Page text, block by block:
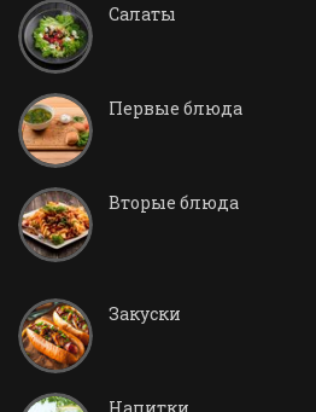
Салаты
Первые блюда
Вторые блюда
Закуски